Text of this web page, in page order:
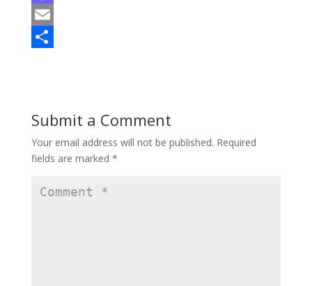
a
c
o
k
M
a
d
o
E
lr
e
Submit a Comment
Your email address will not be published. Required
fields are marked *